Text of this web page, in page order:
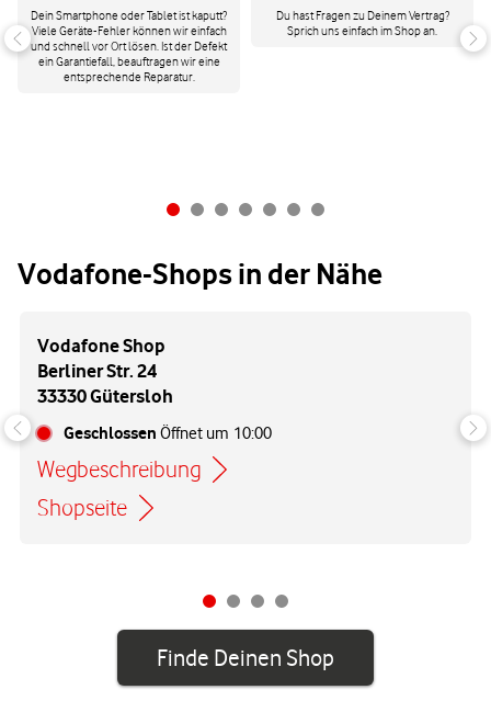
Dein Smartphone oder Tablet ist kaputt?
Viele Geräte-Fehler können wir einfach
und schnell vor Ort lösen. Ist der Defekt
ein Garantiefall, beauftragen wir eine
entsprechende Reparatur.
Du hast Fragen zu Deinem Vertrag?
Sprich uns einfach im Shop an.
Vodafone-Shops in der Nähe
Vodafone Shop
Berliner Str. 24
33330 Gütersloh
Geschlossen Öffnet um 10:00
Wegbeschreibung
Link öffnet in einem neuen Tab
Shopseite
Finde Deinen Shop